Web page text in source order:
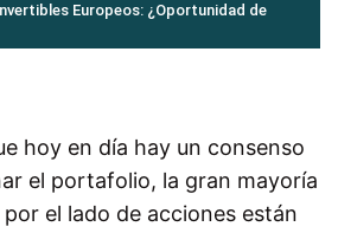
Europeos: ¿Oportunidad de
hoy en día hay un consenso
el portafolio, la gran mayoría
el lado de acciones están